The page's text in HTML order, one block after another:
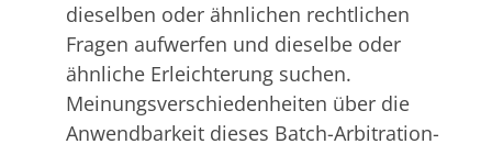
dieselben oder ähnlichen rechtlichen
Fragen aufwerfen und dieselbe oder
ähnliche Erleichterung suchen.
Meinungsverschiedenheiten über die
Anwendbarkeit dieses Batch-Arbitration-